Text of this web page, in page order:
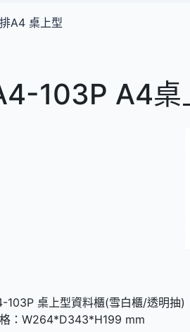
A4 桌上型
103P A4桌
103P 桌上型資料櫃(雪白櫃/透明抽)
：W264*D343*H199 mm